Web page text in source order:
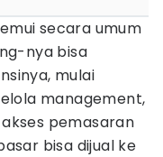
secara umum
nya bisa
mulai
management,
pemasaran
bisa dijual ke